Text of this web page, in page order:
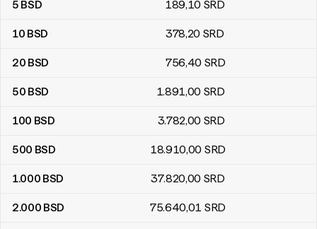
5 BSD 189,10 SRD
10 BSD 378,20 SRD
20 BSD 756,40 SRD
50 BSD 1.891,00 SRD
100 BSD 3.782,00 SRD
500 BSD 18.910,00 SRD
1.000 BSD 37.820,00 SRD
2.000 BSD 75.640,01 SRD